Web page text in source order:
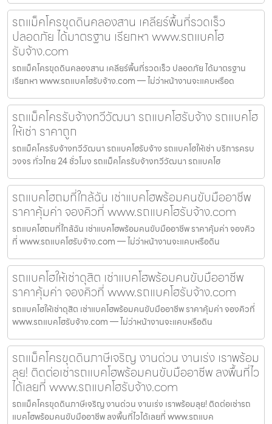
รถแม็คโครขุดดินคลองสาน เคลียร์พื้นที่รวดเร็ว
ปลอดภัย ได้มาตรฐาน เรียกหา www.รถแบคโฮ
รับจ้าง.com
รถแม็คโครขุดดินคลองสาน เคลียร์พื้นที่รวดเร็ว ปลอดภัย ได้มาตรฐาน
เรียกหา www.รถแบคโฮรับจ้าง.com — ไม่ว่าหน้างานจะแคบหรือด
รถแม็คโครรับจ้างทวีวัฒนา รถแบคโฮรับจ้าง รถแบคโฮ
ให้เช่า ราคาถูก
รถแม็คโครรับจ้างทวีวัฒนา รถแบคโฮรับจ้าง รถแบคโฮให้เช่า บริการครบ
วงจร ทั่วไทย 24 ชั่วโมง รถแม็คโครรับจ้างทวีวัฒนา รถแบคโฮ
รถแบคโฮถมที่ใกล้ฉัน เช่าแบคโฮพร้อมคนขับมืออาชีพ
ราคาคุ้มค่า จองคิวที่ www.รถแบคโฮรับจ้าง.com
รถแบคโฮถมที่ใกล้ฉัน เช่าแบคโฮพร้อมคนขับมืออาชีพ ราคาคุ้มค่า จองคิว
ที่ www.รถแบคโฮรับจ้าง.com — ไม่ว่าหน้างานจะแคบหรือดิน
รถแบคโฮให้เช่าดุสิต เช่าแบคโฮพร้อมคนขับมืออาชีพ
ราคาคุ้มค่า จองคิวที่ www.รถแบคโฮรับจ้าง.com
รถแบคโฮให้เช่าดุสิต เช่าแบคโฮพร้อมคนขับมืออาชีพ ราคาคุ้มค่า จองคิวที่
www.รถแบคโฮรับจ้าง.com — ไม่ว่าหน้างานจะแคบหรือดิน
รถแม็คโครขุดดินภาษีเจริญ งานด่วน งานเร่ง เราพร้อม
ลุย! ติดต่อเช่ารถแบคโฮพร้อมคนขับมืออาชีพ ลงพื้นที่ไว
ได้เลยที่ www.รถแบคโฮรับจ้าง.com
รถแม็คโครขุดดินภาษีเจริญ งานด่วน งานเร่ง เราพร้อมลุย! ติดต่อเช่ารถ
แบคโฮพร้อมคนขับมืออาชีพ ลงพื้นที่ไวได้เลยที่ www.รถแบค